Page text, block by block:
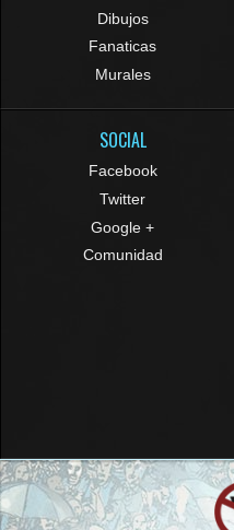
Dibujos
Fanaticas
Murales
SOCIAL
Facebook
Twitter
Google +
Comunidad